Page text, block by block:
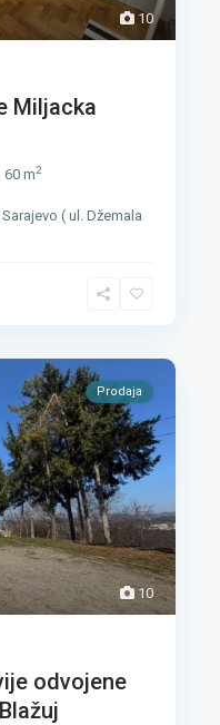
10
Miljacka
60 m2
( ul. Džemala
10
Prodaja
odvojene